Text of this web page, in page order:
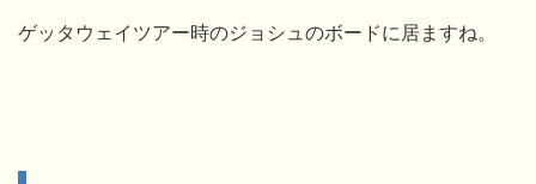
ゲッタウェイツアー時のジョシュのボードに居ますね。